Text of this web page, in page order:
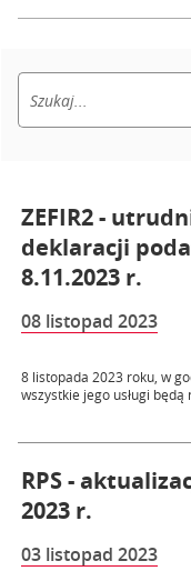
ZEFIR2 -
deklaracji
8.11.2023 r.
08 listopad 2023
8 listopada 2023 roku, w
wszystkie jego usługi będą
RPS -
2023 r.
03 listopad 2023